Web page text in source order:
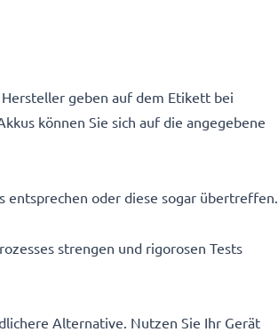
geben auf dem Etikett bei
können Sie sich auf die angegebene
entsprechen oder diese sogar übertreffen.
strengen und rigorosen Tests
Alternative. Nutzen Sie Ihr Gerät